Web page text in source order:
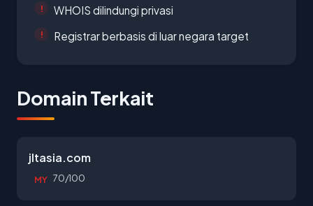
WHOIS dilindungi privasi
Registrar berbasis di luar negara target
Domain Terkait
jltasia.com
MY 70/100